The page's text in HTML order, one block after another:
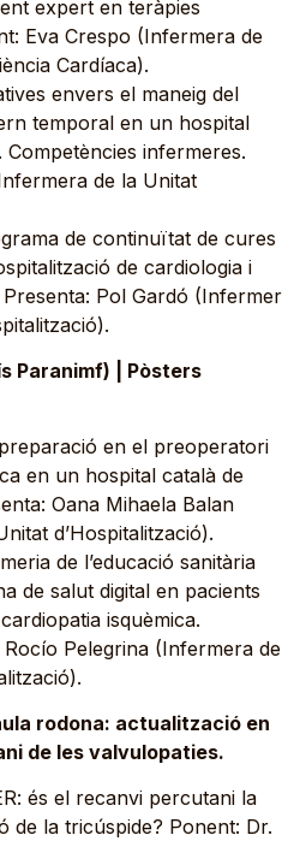
expert en teràpies
Eva Crespo (Infermera de
Cardíaca).
envers el maneig del
temporal en un hospital
Competències infermeres.
de la Unitat
de continuïtat de cures
de cardiologia i
Pol Gardó (Infermer
Paranimf) | Pòsters
en el preoperatori
en un hospital català de
Oana Mihaela Balan
d’Hospitalització).
de l’educació sanitària
de salut digital en pacients
isquèmica.
Rocío Pelegrina (Infermera de
rodona: actualització en
de les valvulopaties.
és el recanvi percutani la
de la tricúspide? Ponent: Dr.